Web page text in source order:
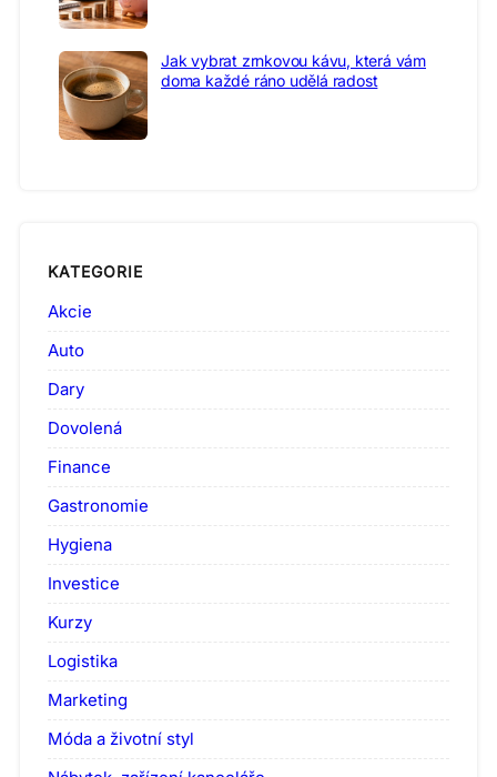
Jak vybrat zrnkovou kávu, která vám
doma každé ráno udělá radost
KATEGORIE
Akcie
Auto
Dary
Dovolená
Finance
Gastronomie
Hygiena
Investice
Kurzy
Logistika
Marketing
Móda a životní styl